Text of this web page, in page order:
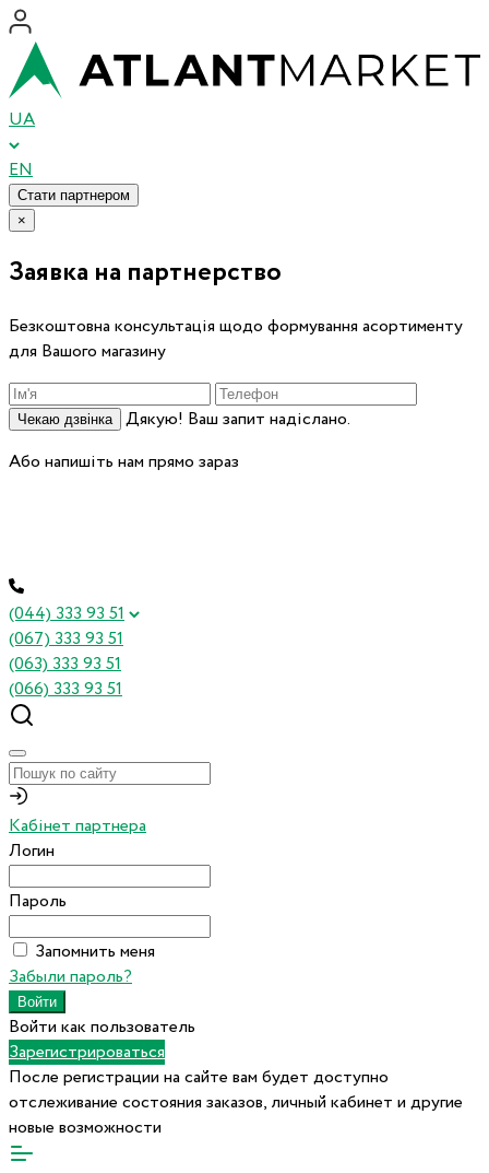
UA
EN
Стати партнером
×
Заявка на партнерство
Безкоштовна консультація щодо формування асортименту
для Вашого магазину
Чекаю дзвінка
Дякую! Ваш запит надіслано.
Або напишіть нам прямо зараз
(044) 333 93 51
(067) 333 93 51
(063) 333 93 51
(066) 333 93 51
Кабінет партнера
Логин
Пароль
Запомнить меня
Забыли пароль?
Войти как пользователь
Зарегистрироваться
После регистрации на сайте вам будет доступно
отслеживание состояния заказов, личный кабинет и другие
новые возможности